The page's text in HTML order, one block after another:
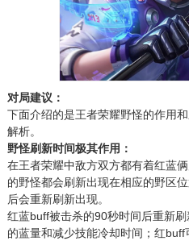
对局建议：
下面介绍的是王者荣耀野怪的作用
解析。
野怪刷新时间极其作用：
在王者荣耀中敌方双方都有着红蓝
的野怪都会刷新出现在相应的野区
后会重新刷新出现。
红蓝buff被击杀的90秒时间后重新
的蓝量和减少技能冷却时间；红